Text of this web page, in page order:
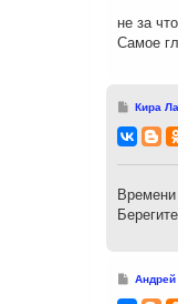
и
е
не за
Самое
С
о
б
и
е
Кира
Времени
САндрей